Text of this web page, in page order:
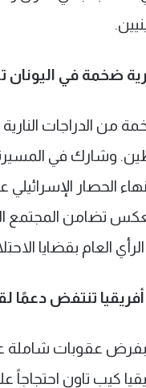
ضخمة في
الدراجات النارية
وشارك في المسيرة
الحصار
تضامن المجتمع
العام بقضايا
تنتفض دعمًا
عقوبات شاملة
كيب تاون احتجاجاً